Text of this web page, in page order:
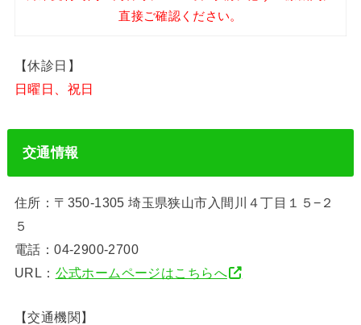
直接ご確認ください。
【休診日】
日曜日、祝日
交通情報
住所：〒350-1305 埼玉県狭山市入間川４丁目１５−２
５
電話：04-2900-2700
URL： 公式ホームページはこちらへ
【交通機関】